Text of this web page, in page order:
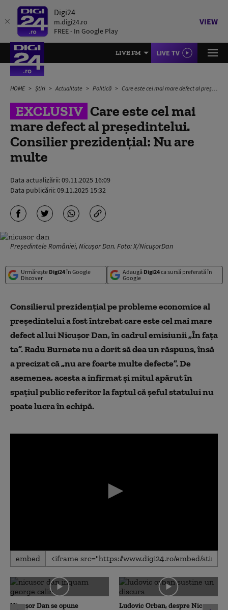
Digi24
m.digi24.ro
FREE - In Google Play
VIEW
LIVE FM LIVE TV
HOME Știri Actualitate Politică Care este cel mai mare defect al președintelui. Consilier prezidențial: Nu are multe
EXCLUSIV Care este cel mai
mare defect al președintelui.
Consilier prezidențial: Nu are
multe
Data actualizării:09.11.2025 16:09
Data publicării:09.11.2025 15:32
Președintele României, Nicușor Dan. Foto: X/NicușorDan
Urmărește Digi24în Google
Discover
Adaugă Digi24ca sursă preferată în
Google
Consilierul prezidențial pe probleme economice al
președintelui a fost întrebat care este cel mai mare
defect al lui Nicușor Dan, în cadrul emisiunii „În fața
ta”. Radu Burnete nu a dorit să dea un răspuns, însă
a precizat că „nu are foarte multe defecte”. De
asemenea, acesta a infirmat și mitul apărut în
spațiul public referitor la faptul că șeful statului nu
poate lucra în echipă.
0
seconds
0
seconds
embed
Nicușor Dan se opune
Ludovic Orban, despre Nicușor